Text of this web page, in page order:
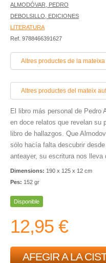
ALMODÓVAR, PEDRO
DEBOLSILLO, EDICIONES
LITERATURA
Ref. 9788466391627
Altres productes de la mateixa
Altres productes del mateix
El libro más personal de Pedro
en doce relatos que revelan su
libro de hallazgos. Que
sólo hacía falta descubrir
anteayer, su escritura nos lleva
Dimensions: 190 x 125 x 12 cm
Pes: 152 gr
Disponible
12,95 €
AFEGIR A LA